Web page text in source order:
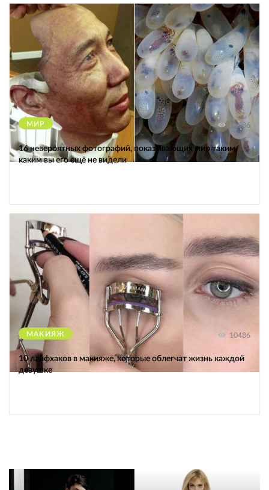
МИР 12586
16 невероятных фотографий, показывающих мир таким,
каким вы его ещё не видели
МАКИЯЖ 10486
10 лайфхаков в макияже, которые облегчат жизнь каждой
девушке